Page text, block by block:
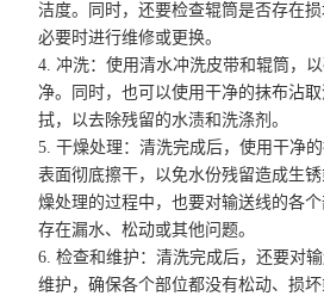
洁度。同时，还要检查辊筒是否存在
必要时进行维修或更换。
4. 冲洗：使用清水冲洗皮带和辊筒，
净。同时，也可以使用干净的抹布沾
拭，以去除残留的水渍和洗涤剂。
5. 干燥处理：清洗完成后，使用干净
表面彻底擦干，以免水份残留造成生
燥处理的过程中，也要对输送线的各
存在漏水、松动或其他问题。
6. 检查和维护：清洗完成后，还要对
维护，确保各个部位都没有松动、损